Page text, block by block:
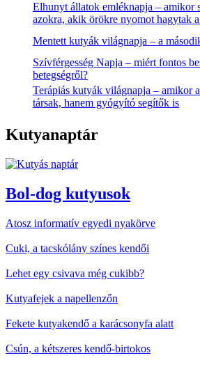
Elhunyt állatok emléknapja – amikor
azokra, akik örökre nyomot hagytak
Mentett kutyák világnapja – a
Szívférgesség Napja – miért fontos
betegségről?
Terápiás kutyák világnapja – amikor
társak, hanem gyógyító segítők is
Kutyanaptár
Bol-dog kutyusok
Atosz informatív egyedi nyakörve
Cuki, a tacskólány színes kendői
Lehet egy csivava még cukibb?
Kutyafejek a napellenzőn
Fekete kutyakendő a karácsonyfa alatt
Csún, a kétszeres kendő-birtokos